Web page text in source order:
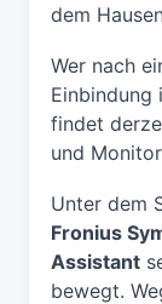
dem
Wer nach
Einbindung
findet
und
Unter dem
Fronius
Assistant
bewegt.